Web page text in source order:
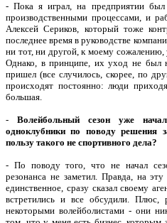
- Пока я играл, на предприятии
производственными процессами, и
Алексей Сериков, который тоже
последнее время в руководстве
ни тот, ни другой, к моему
Однако, в принципе, их уход не был
пришел (все случилось, скорее, по
происходят постоянно: люди
большая.
- Волейбольный сезон уже
одноклубники по поводу решения
пользу такого не спортивного дела?
- По поводу того, что не начал
резонанса не заметил. Правда, на
единственное, сразу сказал своему
встретились и все обсудили. Плюс,
некоторыми волейболистами - они